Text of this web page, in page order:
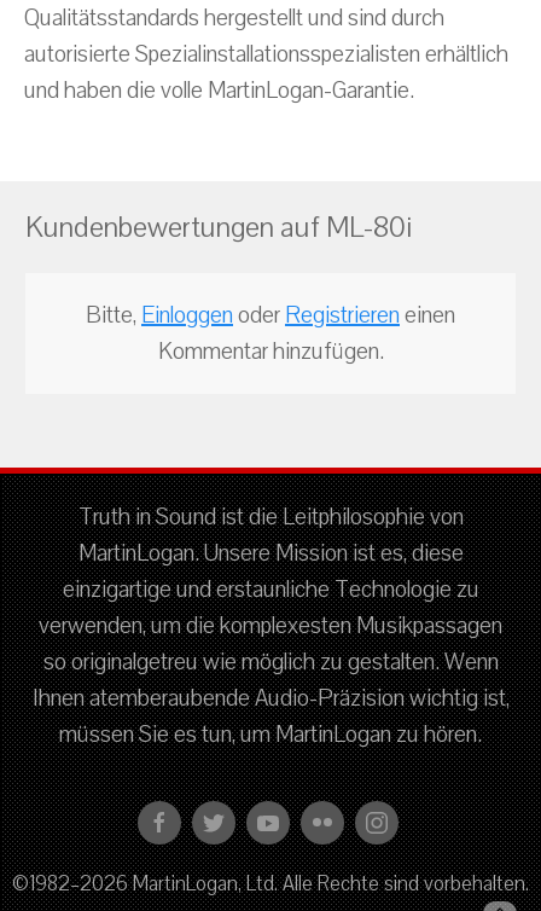
Qualitätsstandards hergestellt und sind durch
autorisierte Spezialinstallationsspezialisten erhältlich
und haben die volle MartinLogan-Garantie.
Kundenbewertungen auf ML-80i
Bitte, EinloggenoderRegistriereneinen
Kommentar hinzufügen.
Truth in Sound ist die Leitphilosophie von
MartinLogan. Unsere Mission ist es, diese
einzigartige und erstaunliche Technologie zu
verwenden, um die komplexesten Musikpassagen
so originalgetreu wie möglich zu gestalten. Wenn
Ihnen atemberaubende Audio-Präzision wichtig ist,
müssen Sie es tun, um MartinLogan zu hören.
©1982–2026 MartinLogan, Ltd. Alle Rechte sind vorbehalten.